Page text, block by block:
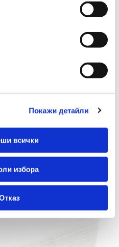
Покажи детайли
всички
избора